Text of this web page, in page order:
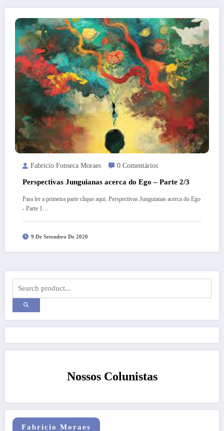
Fabricio Fonseca Moraes 0 Comentários
Perspectivas Junguianas acerca do Ego – Parte 2/3
Para ler a primeira parte clique aqui: Perspectivas Junguianas acerca do Ego
- Parte 1…
9 De Setembro De 2020
Nossos Colunistas
Fabrício Moraes